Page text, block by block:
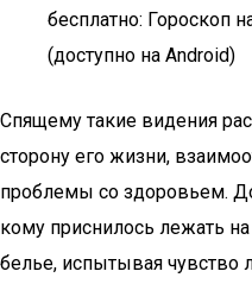
бесплатно: Гороскоп
(доступно на Android)
Спящему такие видения
сторону его жизни,
проблемы со здоровьем.
кому приснилось лежать
белье, испытывая чувство